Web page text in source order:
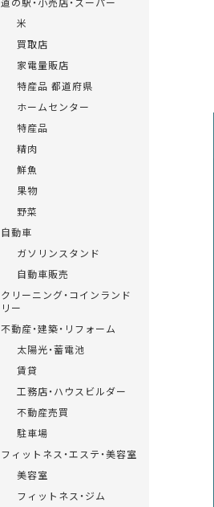
米
買取店
家電量販店
特産品 都道府県
ホームセンター
特産品
精肉
鮮魚
果物
野菜
自動車
ガソリンスタンド
自動車販売
クリーニング・コインランド
リー
不動産・建築・リフォーム
太陽光・蓄電池
賃貸
工務店・ハウスビルダー
不動産売買
駐車場
フィットネス・エステ・美容室
美容室
フィットネス・ジム